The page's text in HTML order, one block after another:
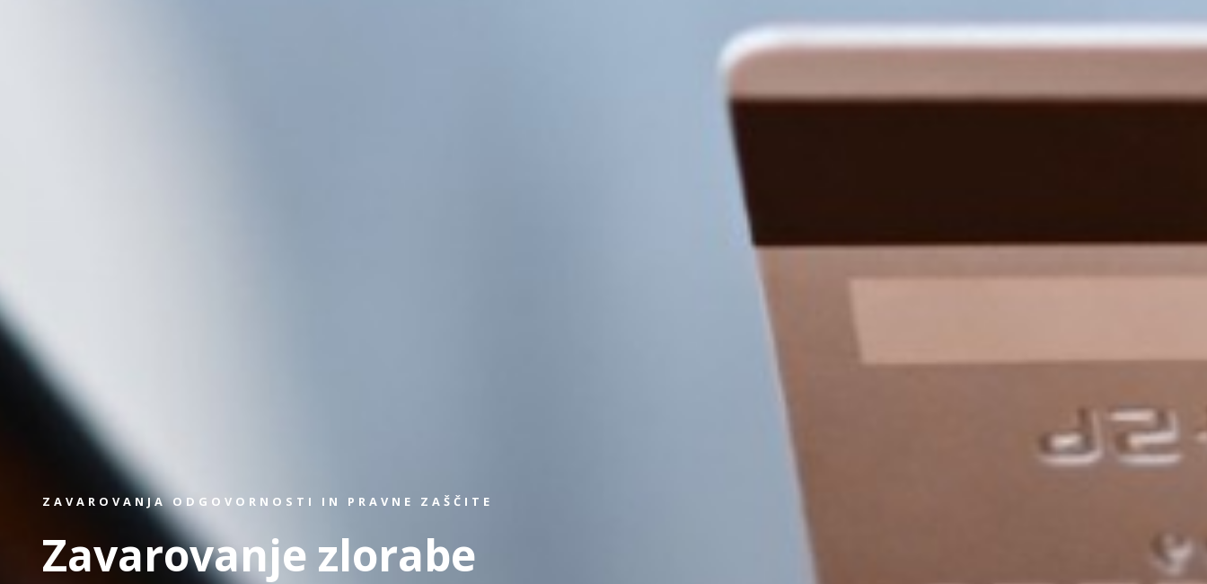
ZAVAROVANJA ODGOVORNOSTI IN PRAVNE ZAŠČITE
Zavarovanje zlorabe